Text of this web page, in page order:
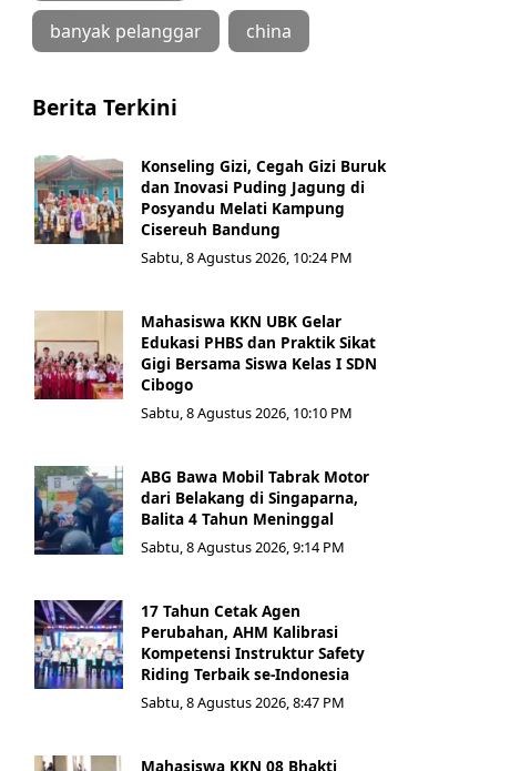
banyak pelanggar china
Berita Terkini
Konseling Gizi, Cegah Gizi Buruk
dan Inovasi Puding Jagung di
Posyandu Melati Kampung
Cisereuh Bandung
Sabtu, 8 Agustus 2026, 10:24 PM
Mahasiswa KKN UBK Gelar
Edukasi PHBS dan Praktik Sikat
Gigi Bersama Siswa Kelas I SDN
Cibogo
Sabtu, 8 Agustus 2026, 10:10 PM
ABG Bawa Mobil Tabrak Motor
dari Belakang di Singaparna,
Balita 4 Tahun Meninggal
Sabtu, 8 Agustus 2026, 9:14 PM
17 Tahun Cetak Agen
Perubahan, AHM Kalibrasi
Kompetensi Instruktur Safety
Riding Terbaik se-Indonesia
Sabtu, 8 Agustus 2026, 8:47 PM
Mahasiswa KKN 08 Bhakti